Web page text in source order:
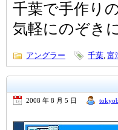
千葉で手作り
気軽にのぞき
アングラー 千葉, 富
2008 年 8 月 5 日